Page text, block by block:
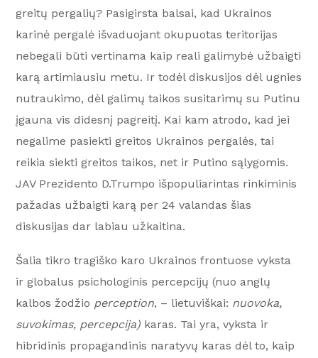
greitų pergalių? Pasigirsta balsai, kad Ukrainos
karinė pergalė išvaduojant okupuotas teritorijas
nebegali būti vertinama kaip reali galimybė užbaigti
karą artimiausiu metu. Ir todėl diskusijos dėl ugnies
nutraukimo, dėl galimų taikos susitarimų su Putinu
įgauna vis didesnį pagreitį. Kai kam atrodo, kad jei
negalime pasiekti greitos Ukrainos pergalės, tai
reikia siekti greitos taikos, net ir Putino sąlygomis.
JAV Prezidento D.Trumpo išpopuliarintas rinkiminis
pažadas užbaigti karą per 24 valandas šias
diskusijas dar labiau užkaitina.
Šalia tikro tragiško karo Ukrainos frontuose vyksta
ir globalus psichologinis percepcijų (nuo anglų
kalbos žodžio perception, – lietuviškai: nuovoka,
suvokimas, percepcija) karas. Tai yra, vyksta ir
hibridinis propagandinis naratyvų karas dėl to, kaip